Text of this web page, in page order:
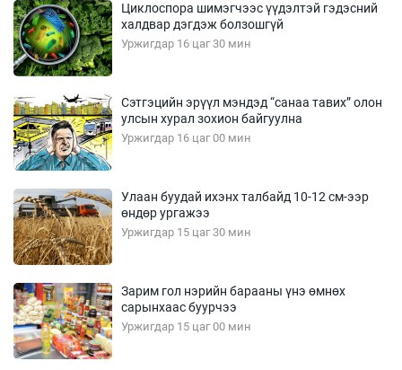
Циклоспора шимэгчээс үүдэлтэй гэдэсний
халдвар дэгдэж болзошгүй
Уржигдар 16 цаг 30 мин
Сэтгэцийн эрүүл мэндэд “санаа тавих” олон
улсын хурал зохион байгуулна
Уржигдар 16 цаг 00 мин
Улаан буудай ихэнх талбайд 10-12 см-ээр
өндөр ургажээ
Уржигдар 15 цаг 30 мин
Зарим гол нэрийн барааны үнэ өмнөх
сарынхаас буурчээ
Уржигдар 15 цаг 00 мин